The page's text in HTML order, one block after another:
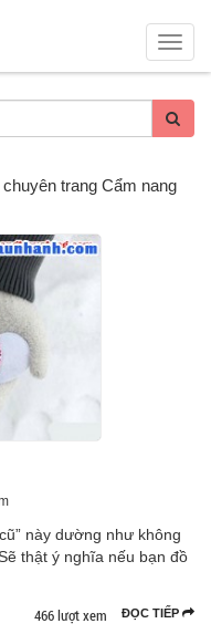
trang Cẩm nang
này dường như không
thật ý nghĩa nếu bạn đồ
ĐỌC TIẾP
466 lượt xem